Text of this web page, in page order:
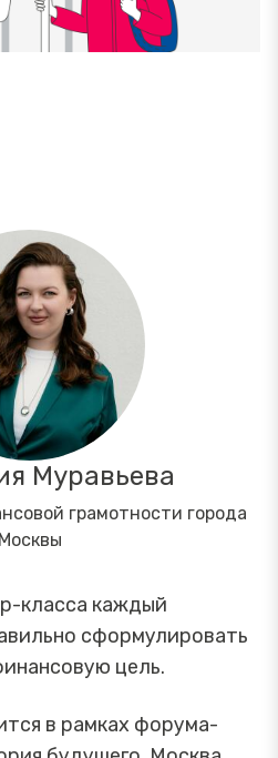
Муравьева
грамотности города
Москвы
класса каждый
сформулировать
цель.
в рамках форума-